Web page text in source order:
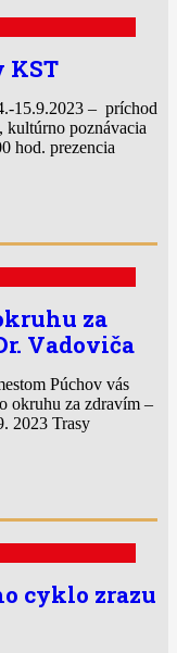
KST
15.9.2023 – príchod
poznávacia
hod. prezencia
za
Vadoviča
Púchov vás
okruhu za zdravím –
2023 Trasy
cyklo zrazu